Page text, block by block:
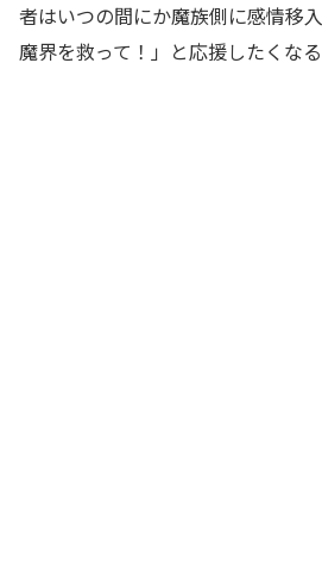
者はいつの間にか魔族側に感情移
魔界を救って！」と応援したくな